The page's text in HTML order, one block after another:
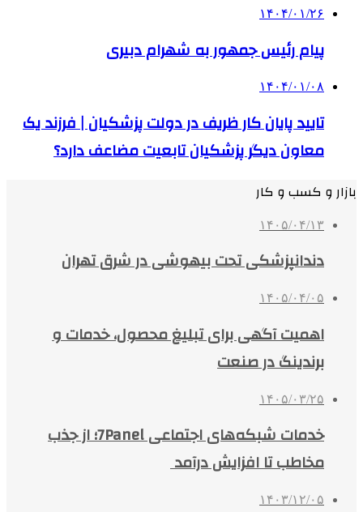
۱۴۰۴/۰۱/۲۶
پیام رئیس جمهور به شهرام دبیری
۱۴۰۴/۰۱/۰۸
تایید پایان کار ظریف در دولت پزشکیان | فرزند یک
معاون دیگر پزشکیان تابعیت مضاعف دارد؟
بازار و کسب و کار
۱۴۰۵/۰۴/۱۳
دندانپزشکی تحت بیهوشی در شرق تهران
۱۴۰۵/۰۴/۰۵
اهمیت آگهی برای تبلیغ محصول، خدمات و
برندینگ در صنعت
۱۴۰۵/۰۳/۲۵
خدمات شبکه‌های اجتماعی 7Panel؛ از جذب
مخاطب تا افزایش درآمد
۱۴۰۳/۱۲/۰۵